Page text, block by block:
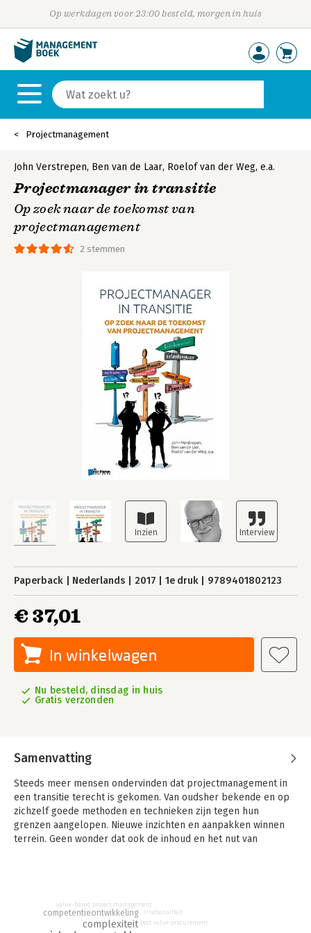
Op werkdagen voor 23:00 besteld, morgen in huis
Projectmanagement
2 stemmen
John Verstrepen, Ben van de Laar, Roelof van der Weg, e.a.
Projectmanager in transitie
Op zoek naar de toekomst van
projectmanagement
Paperback Nederlands 2017 1e druk 9789401802123
€ 37,01
In winkelwagen
Nu besteld, dinsdag in huis
Gratis verzonden
Samenvatting
Steeds meer mensen ondervinden dat projectmanagement in
een transitie terecht is gekomen. Van oudsher bekende en op
zichzelf goede methoden en technieken zijn tegen hun
grenzen aangelopen. Nieuwe inzichten en aanpakken winnen
terrein. Geen wonder dat ook de inhoud en het nut van
strakke certificeringen steeds meer als een keurslijf in plaats
van als nuttige hulpmiddelen.
complexiteit
competentieontwikkeling
value-based project management
best value procurement
irrationaliteit